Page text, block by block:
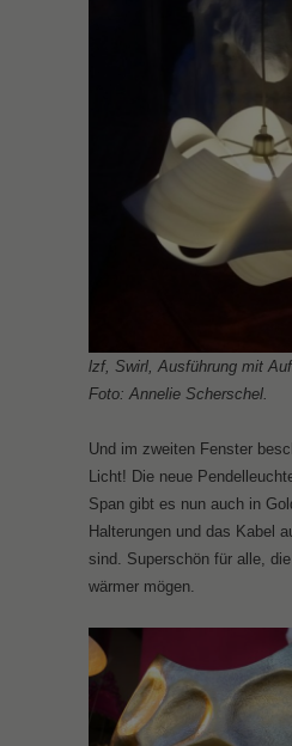
lzf, Swirl, Ausführung mit
Foto: Annelie Scherschel.
Und im zweiten Fenster
Licht! Die neue
Span gibt es nun auch in
Halterungen und das Kabel
sind. Superschön für alle,
wärmer mögen.